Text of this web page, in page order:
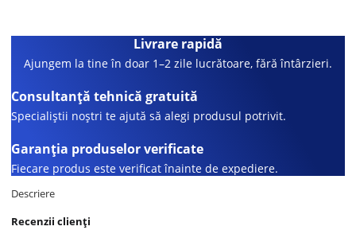
Livrare rapidă
Ajungem la tine în doar 1–2 zile lucrătoare, fără întârzieri.
Consultanță tehnică gratuită
Specialiștii noștri te ajută să alegi produsul potrivit.
Garanția produselor verificate
Fiecare produs este verificat înainte de expediere.
Descriere
Recenzii clienți